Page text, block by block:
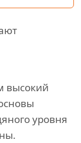
высокий
уровня